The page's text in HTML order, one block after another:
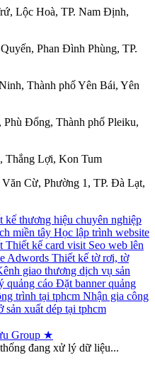
Lộc Hoà, TP. Nam Định,
Phan Đình Phùng, TP.
Thành phố Yên Bái, Yên
Phù Đổng, Thành phố Pleiku,
Thắng Lợi, Kon Tum
Cừ, Phường 1, TP. Đà Lạt,
kế thương hiệu chuyên nghiệp
miền tây Học lập trình website
Thiết kế card visit Seo web lên
Adwords Thiết kế tờ rơi, tờ
giao thương dịch vụ sản
quảng cáo Đặt banner quảng
trình tại tphcm Nhận gia công
sản xuất dép tại tphcm
Group ★
đang xử lý dữ liệu...